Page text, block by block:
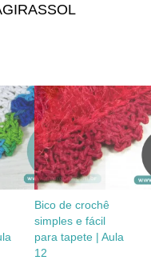
Bico de crochê
simples e fácil
para tapete | Aula
12